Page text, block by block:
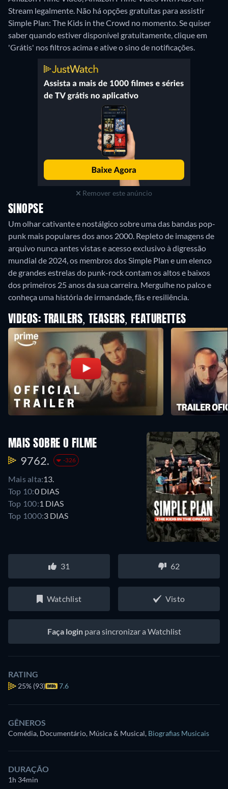
Stream legalmente. Não há opções gratuitas para assistir
Simple Plan: The Kids in the Crowd no momento. Se quiser
saber quando estiver disponível gratuitamente, clique em
'Grátis' nos filtros acima e ative o sino de notificações.
Remover este anúncio
SINOPSE
Um olhar cativante e nostálgico sobre uma das bandas pop-
punk mais populares dos anos 2000. Repleto de imagens de
arquivo nunca antes vistas e acesso exclusivo à digressão
mundial de 2024, os membros dos Simple Plan e um elenco
de grandes estrelas do punk-rock contam os altos e baixos
dos primeiros 25 anos da sua carreira. Mergulhe no palco e
conheça uma história de irmandade, fãs e resiliência.
VIDEOS: TRAILERS, TEASERS, FEATURETTES
MAIS SOBRE O FILME
9762. -326
Mais alta:13.
Top 10:0 DIAS
Top 100:1 DIAS
Top 1000:3 DIAS
31 62
Watchlist Visto
Faça loginpara sincronizar a Watchlist
RATING
25% (93) 7.6
GÊNEROS
Comédia, Documentário, Música & Musical, Biografias Musicais
DURAÇÃO
1h 34min